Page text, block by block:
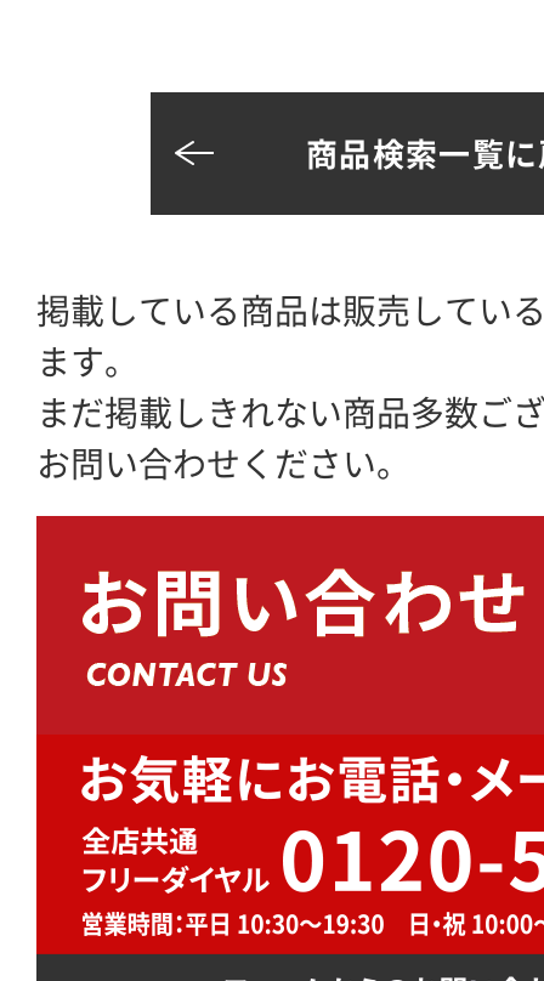
商品検索一覧
掲載している商品は販売してい
ます。
まだ掲載しきれない商品多数ご
お問い合わせください。